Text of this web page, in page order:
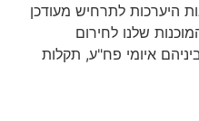
היערכות לתרחיש מעודכן
שלנו לחירום
מ-40 איומים וביניהם איומי פח"ע, תקלות